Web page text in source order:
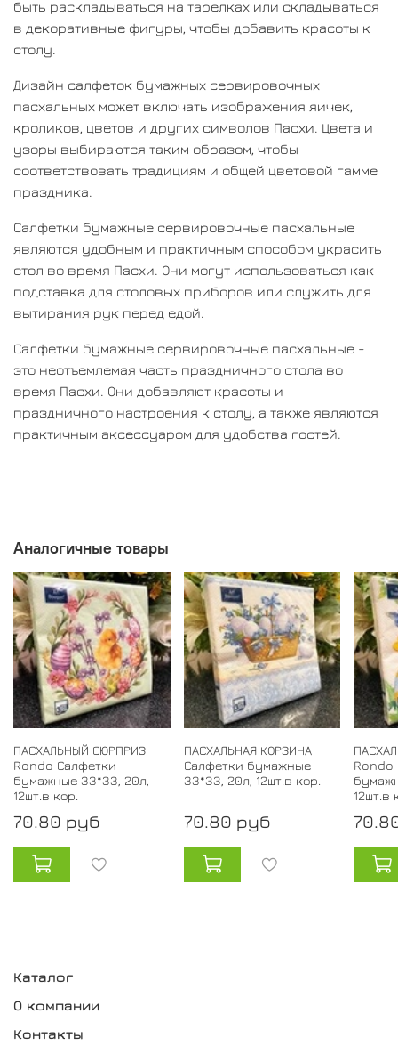
быть раскладываться на тарелках или складываться
в декоративные фигуры, чтобы добавить красоты к
столу.
Дизайн салфеток бумажных сервировочных
пасхальных может включать изображения яичек,
кроликов, цветов и других символов Пасхи. Цвета и
узоры выбираются таким образом, чтобы
соответствовать традициям и общей цветовой гамме
праздника.
Салфетки бумажные сервировочные пасхальные
являются удобным и практичным способом украсить
стол во время Пасхи. Они могут использоваться как
подставка для столовых приборов или служить для
вытирания рук перед едой.
Салфетки бумажные сервировочные пасхальные -
это неотъемлемая часть праздничного стола во
время Пасхи. Они добавляют красоты и
праздничного настроения к столу, а также являются
практичным аксессуаром для удобства гостей.
Аналогичные товары
ПАСХАЛЬНЫЙ СЮРПРИЗ
Rondo Салфетки
бумажные 33*33, 20л,
12шт.в кор.
70.80 руб
ПАСХАЛЬНАЯ КОРЗИНА
Салфетки бумажные
33*33, 20л, 12шт.в кор.
70.80 руб
Rondo
12шт.в
Каталог
О компании
Контакты